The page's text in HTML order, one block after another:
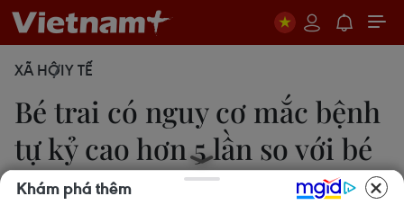
XÃ HỘIY TẾ
Bé trai có nguy cơ mắc bệnh
tự kỷ cao hơn 5 lần so với bé
gái
Khám phá thêm